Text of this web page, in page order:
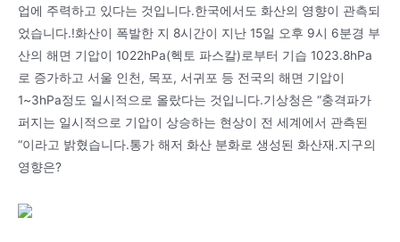
업에 주력하고 있다는 것입니다.한국에서도 화산의 영향이 관측되
었습니다.!화산이 폭발한 지 8시간이 지난 15일 오후 9시 6분경 부
산의 해면 기압이 1022hPa(헥토 파스칼)로부터 기습 1023.8hPa
로 증가하고 서울 인천, 목포, 서귀포 등 전국의 해면 기압이
1~3hPa정도 일시적으로 올랐다는 것입니다.기상청은 “충격파가
퍼지는 일시적으로 기압이 상승하는 현상이 전 세계에서 관측된
“이라고 밝혔습니다.통가 해저 화산 분화로 생성된 화산재.지구의
영향은?